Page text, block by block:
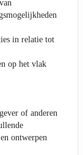
in relatie tot
op het vlak
of anderen
ontwerpen